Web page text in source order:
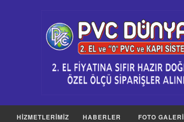
HİZMETLERİMİZ HABERLER FOTO GALERİ